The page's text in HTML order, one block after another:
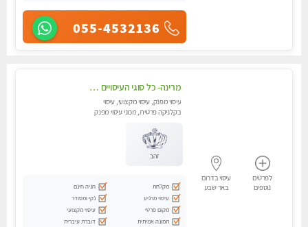
055-4532136
לפרטים
נוספים
עיסוי בדרום
באר שבע
מרינה- כל סוגי העיסויים מעסה מקצועית ואיכותית פרטי!!!
עיסוי מפנק, עיסוי מקצועי, עיסוי
בקלניקה פרטית, מכוני עיסוי מפנק
זהב
מקלחת
חניה חינם
עיסוי מרגיע
נקי ומסודר
מקום פרטי
עיסוי מקצועי
תמונה אמיתית
דוברת עיברית